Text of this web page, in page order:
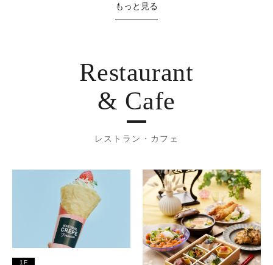
もっと見る
Restaurant
& Cafe
レストラン・カフェ
1F